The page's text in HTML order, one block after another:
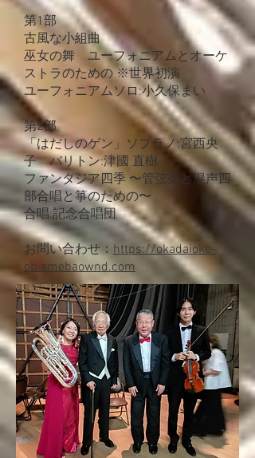
第1部 ​
古風な小組曲
巫女の舞 ユーフォニアムとオーケ
ストラのための ※世界初演
​ユーフォニアムソロ:小久保まい
第2部
「はだしのゲン」ソプラノ:宮西央
子 バリトン:津國 直樹
​ファンタジア四季 〜管弦楽と混声四
部合唱と箏のための〜
合唱:記念合唱団
お問い合わせ： https://okadaioke-
ob.amebaownd.com